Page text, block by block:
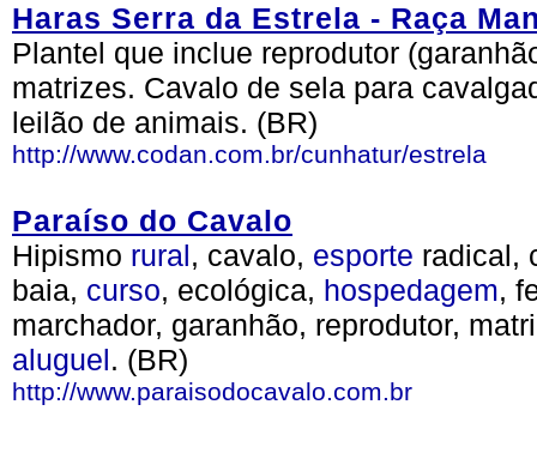
Haras Serra da Estrela - Raça
Plantel que inclue reprodutor
matrizes. Cavalo de sela para
leilão de animais. (BR)
http://www.codan.com.br/cunhatur/estrela
Paraíso do Cavalo
Hipismo rural, cavalo, esporte radical,
baia, curso, ecológica, hospedagem,
marchador, garanhão, reprodutor,
aluguel. (BR)
http://www.paraisodocavalo.com.br